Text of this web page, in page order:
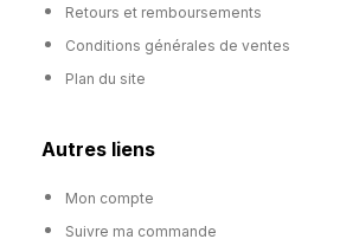
Retours et remboursements
Conditions générales de ventes
Plan du site
Autres liens
Mon compte
Suivre ma commande